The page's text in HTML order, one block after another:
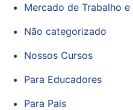
Mercado de Trabalho
Não categorizado
Nossos Cursos
Para Educadores
Para Pais